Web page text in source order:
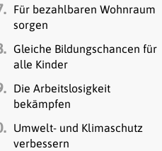
Für bezahlbaren Wohnraum
sorgen
Gleiche Bildungschancen für
alle Kinder
Die Arbeitslosigkeit
bekämpfen
Umwelt- und Klimaschutz
verbessern